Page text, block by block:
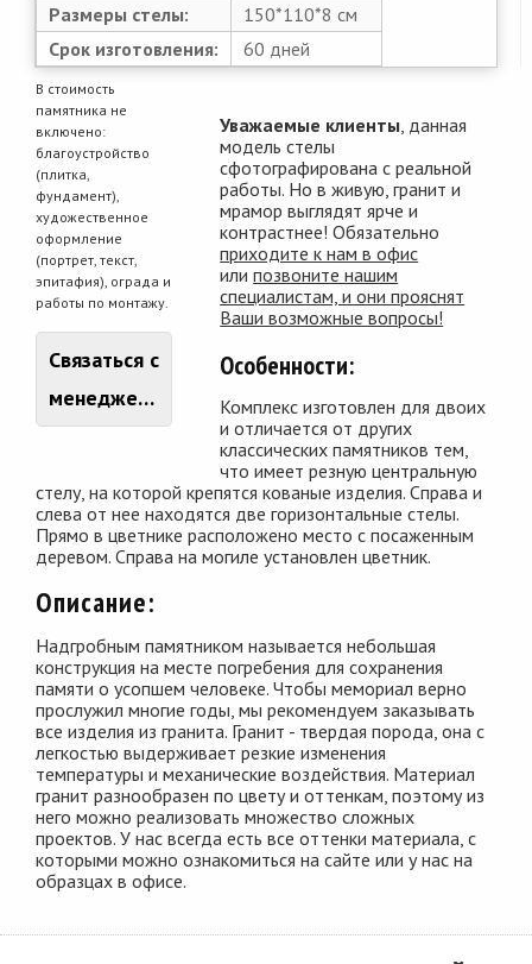
Размеры стелы:
150*110*8 см
Срок изготовления:
60 дней
В стоимость
памятника не
включено:
благоустройство
(плитка,
фундамент),
художественное
оформление
(портрет, текст,
эпитафия), ограда и
работы по монтажу.
Связаться с
менеджером
Уважаемые клиенты , данная
модель стелы
сфотографирована с реальной
работы. Но в живую, гранит и
мрамор выглядят ярче и
контрастнее! Обязательно
приходите к нам в офис
илипозвоните нашим
специалистам, и они прояснят
Ваши возможные вопросы!
Особенности:
Комплекс изготовлен для двоих
и отличается от других
классических памятников тем,
что имеет резную центральную
стелу, на которой крепятся кованые изделия. Справа и
слева от нее находятся две горизонтальные стелы.
Прямо в цветнике расположено место с посаженным
деревом. Справа на могиле установлен цветник.
Описание:
Надгробным памятником называется небольшая
конструкция на месте погребения для сохранения
памяти о усопшем человеке. Чтобы мемориал верно
прослужил многие годы, мы рекомендуем заказывать
все изделия из гранита. Гранит - твердая порода, она с
легкостью выдерживает резкие изменения
температуры и механические воздействия. Материал
гранит разнообразен по цвету и оттенкам, поэтому из
него можно реализовать множество сложных
проектов. У нас всегда есть все оттенки материала, с
которыми можно ознакомиться на сайте или у нас на
образцах в офисе.